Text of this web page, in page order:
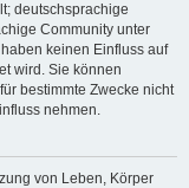
deutschsprachige
Community unter
keinen Einfluss auf
wird. Sie können
bestimmte Zwecke nicht
nehmen.
von Leben, Körper